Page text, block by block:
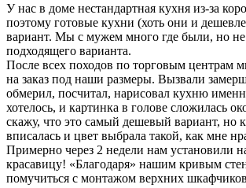
У нас в доме нестандартная кухня из-за
поэтому готовые кухни (хоть они и
вариант. Мы с мужем много где были, но
подходящего варианта.
После всех походов по торговым центрам
на заказ под наши размеры. Вызвали
обмерил, посчитал, нарисовал кухню
хотелось, и картинка в голове сложилась
скажу, что это самый дешевый вариант, но
вписалась и цвет выбрала такой, как мне
Примерно через 2 недели нам установили
красавицу! «Благодаря» нашим кривым
помучиться с монтажом верхних